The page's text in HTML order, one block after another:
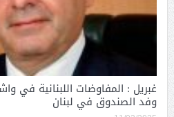
غبريل : المفاوضات اللبنانية في
وفد الصندوق في لبنان